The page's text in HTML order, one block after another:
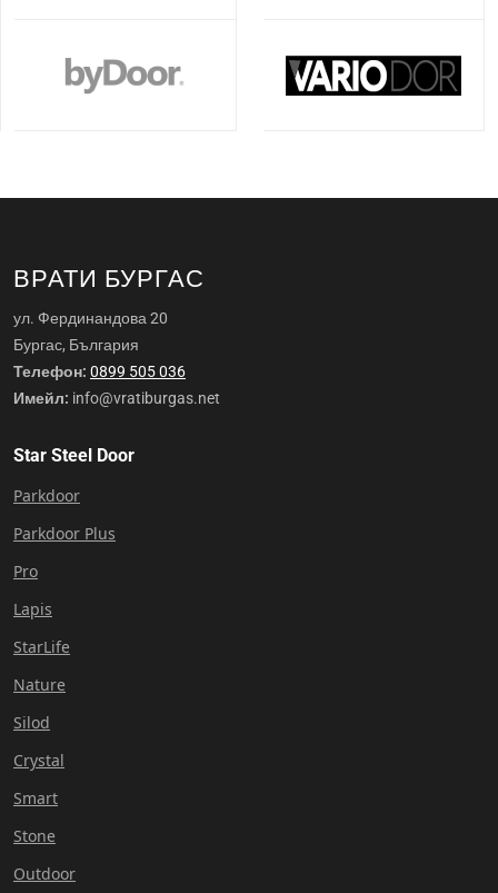
ВРАТИ БУРГАС
ул. Фердинандова 20
Бургас, България
Телефон: 0899 505 036
Имейл: info@vratiburgas.net
Star Steel Door
Parkdoor
Parkdoor Plus
Pro
Lapis
StarLife
Nature
Silod
Crystal
Smart
Stone
Outdoor